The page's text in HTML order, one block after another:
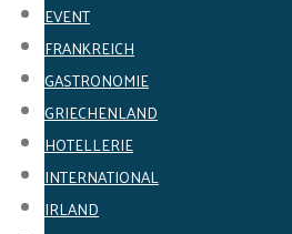
EVENT
FRANKREICH
GASTRONOMIE
GRIECHENLAND
HOTELLERIE
INTERNATIONAL
IRLAND